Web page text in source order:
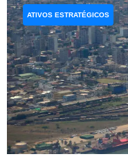
ATIVOS ESTRATÉGICOS